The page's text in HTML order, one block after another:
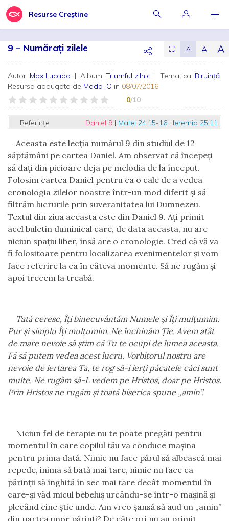
Resurse Creștine
9 – Numărați zilele ⛶ A A A
Autor: Max Lucado | Album: Triumful zilnic | Tematica: Biruință
Resursa adaugata de Mada_O in 08/07/2016
0/10
Referințe Daniel 9 | Matei 24:15-16 | Ieremia 25:11
Aceasta este lecția numărul 9 din studiul de 12
săptămâni pe cartea Daniel. Am observat că începeți
să dați din picioare deja pe melodia de la început.
Folosim cartea Daniel pentru ca o cale de a vedea
cronologia zilelor noastre într-un mod diferit și să
filtrăm lucrurile prin suveranitatea lui Dumnezeu.
Textul din ziua aceasta este din Daniel 9. Ați primit
acel buletin duminical care, de data aceasta, nu are
niciun spațiu liber, însă are o cronologie. Cred că vă va
fi folositoare pentru localizarea evenimentelor și vom
face referire la ea în câteva momente. Să ne rugăm și
apoi trecem la treabă.
Tată ceresc, Îți binecuvântăm Numele și Îți mulțumim.
Pur și simplu Îți mulțumim. Ne închinăm Ție. Avem atât
de mare nevoie să știm că Tu te ocupi de lumea aceasta.
Fă să putem vedea acest lucru. Vorbitorul nostru are
nevoie de iertarea Ta, te rog să-i ierți păcatele căci sunt
multe. Ne rugăm să-L vedem pe Hristos, doar pe Hristos.
Prin Hristos ne rugăm și toată biserica spune „amin”.
Niciun fel de terapie nu te poate pregăti pentru
momentul în care copilul tău va conduce mașina
pentru prima dată. Nimic nu face părul să albească mai
repede, inima să bată mai tare, nimic nu face ca
părinții să înghită în sec mai tare decât momentul în
care-și văd micul bebeluș urcându-se într-o mașină și
plecând cine știe unde. Am vreo șansă să aud un „amin”
din partea unor părinți? De câte ori nu au primit